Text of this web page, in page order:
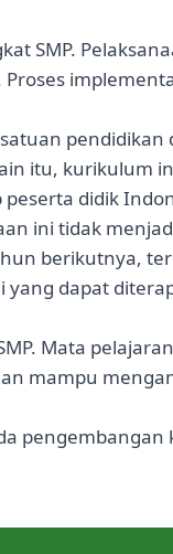
SMP.
itu, kurikulum
didik
ini tidak
berikutnya,
dapat
Mata
mampu
pengembangan